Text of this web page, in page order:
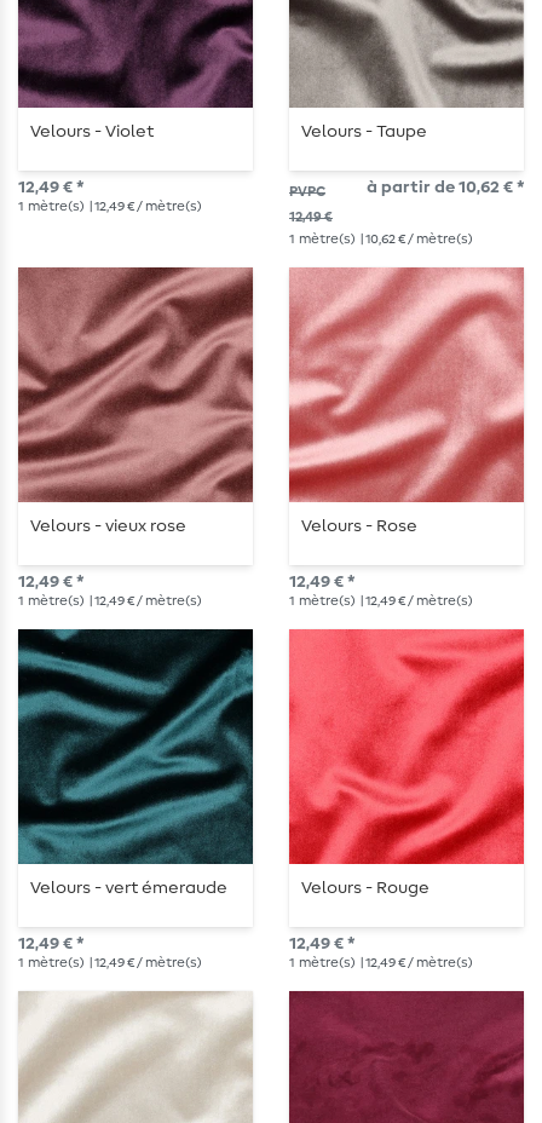
Velours - Violet
12,49 € *
1 mètre(s) | 12,49 € / mètre(s)
Velours - Taupe
PVPC
12,49 €
à partir de 10,62 € *
1 mètre(s) | 10,62 € / mètre(s)
Velours - vieux rose
12,49 € *
1 mètre(s) | 12,49 € / mètre(s)
Velours - Rose
12,49 € *
1 mètre(s) | 12,49 € / mètre(s)
Velours - vert émeraude
12,49 € *
1 mètre(s) | 12,49 € / mètre(s)
Velours - Rouge
12,49 € *
1 mètre(s) | 12,49 € / mètre(s)